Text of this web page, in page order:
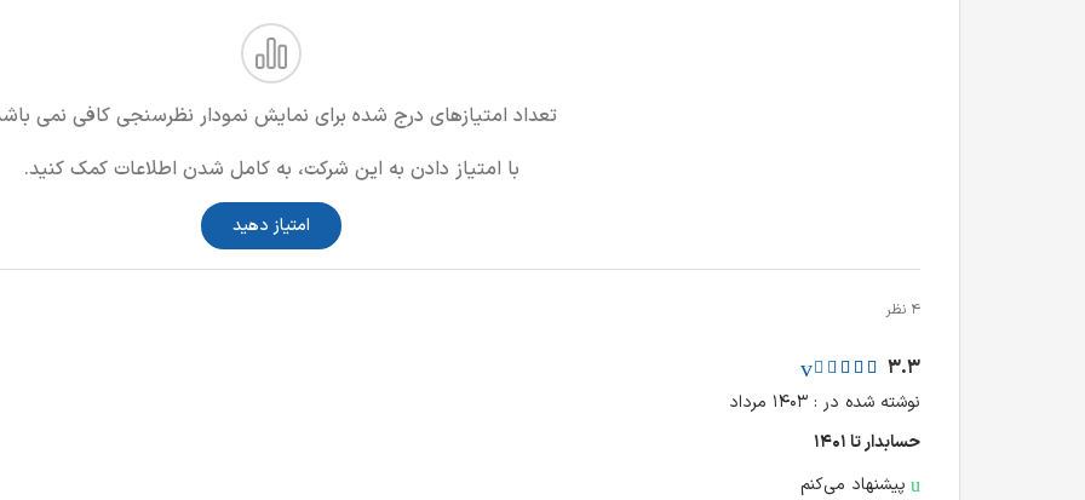
تعداد امتیازهای درج شده برای نمایش نمودار نظرسنجی کافی نمی
با امتیاز دادن به این شرکت، به کامل شدن اطلاعات کمک کنید.
امتیاز دهید
4 نظر
3.3
نوشته شده در : ۱۴۰۳ مرداد
حسابدار تا ۱۴۰۱
پیشنهاد می‌کنم